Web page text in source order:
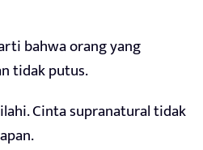
bahwa orang yang
tidak putus.
Cinta supranatural tidak